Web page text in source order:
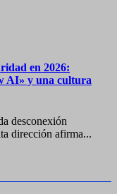
en 2026:
AI» y una cultura
desconexión
dirección afirma...